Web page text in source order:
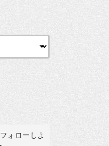
フォローしよ